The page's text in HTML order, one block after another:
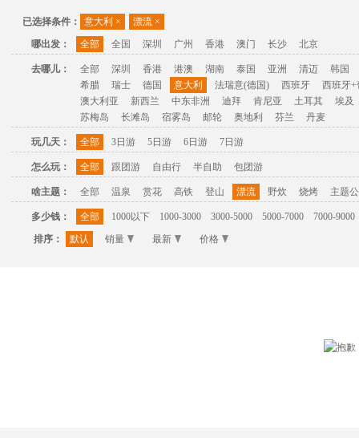
已选择条件： 意大利 × 漂流 ×
哪出发：
全部 全国 深圳 广州 香港 澳门 长沙 北京
去哪儿： 全部 深圳 香港 港澳 湖南 泰国 亚洲 清迈
韩国
希腊
瑞士 德国 意大利 法瑞意(德国) 西班牙
西班牙+
澳大利亚
新西兰 中东非洲 迪拜 肯尼亚 土耳其
埃及
苏梅岛
长滩岛 宿雾岛 邮轮 奥地利 芬兰 丹麦
玩几天： 全部 3日游 5日游 6日游 7日游
怎么玩： 全部 跟团游 自由行 半自助 包团游
啥主题： 全部 温泉 赏花 高铁 登山 漂流 野炊 烧烤 主题
多少钱： 全部 1000以下 1000-3000 3000-5000 5000-7000
7000-9000
排序：
默认 销量 最新 价格